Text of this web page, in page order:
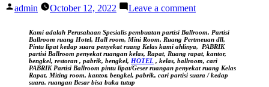
Posted
admin October 12, 2022 Leave a commenton
perjamuan
akustik
kedap
suara
geser
bergerak
Kami adalah Perusahaan Spesialis pembuatan partisi Ballroom, Partisi
Ballroom ruang Hotel, Hall room, Mini Room, Ruang Pertmeuan dll,
Pintu lipat kedap suara penyekat ruang Kelas kami ahlinya,
PABRIK
partisi Ballroom penyekat ruangan kelas, Rapat, Ruang rapat, kantor,
bengkel, restoran , pabrik, bengkel, HOTEL , kelas, ballroom, cari
PABRIK Partisi Ballroom pintu lipat/Geser ruangan penyekat ruang Kelas
Rapat, Miting room, kantor, bengkel, pabrik, cari partisi suara / kedap
suara, ruangan Besar bisa buka tutup